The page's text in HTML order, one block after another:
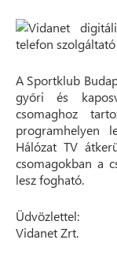
A Sportklub
győri és
csomaghoz
programhelyen
Hálózat TV
csomagokban a
lesz fogható.
Üdvözlettel:
Vidanet Zrt.